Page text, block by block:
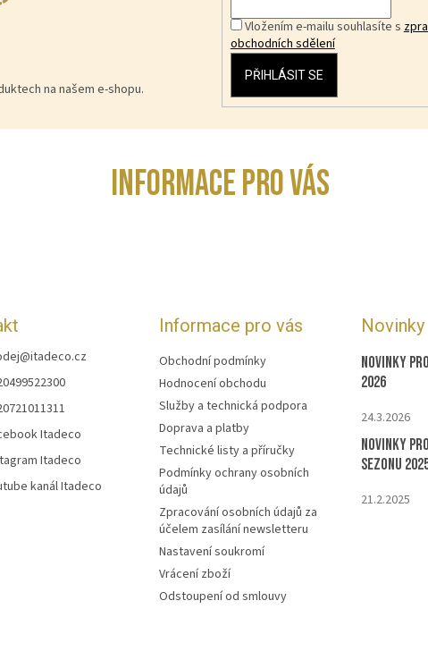
na našem e-shopu.
Vložením e-mailu souhlasíte s
obchodních sdělení
PŘIHLÁSIT SE
INFORMACE PRO VÁS
@itadeco.cz
Itadeco
Itadeco
kanál Itadeco
Informace pro vás
Obchodní podmínky
Hodnocení obchodu
Služby a technická podpora
Doprava a platby
Technické listy a příručky
Podmínky ochrany osobních
údajů
Zpracování osobních údajů za
účelem zasílání newsletteru
Nastavení soukromí
Vrácení zboží
Odstoupení od smlouvy
Novinky
Novinky
2026
24.3.2026
Novinky
sezonu
21.2.2025